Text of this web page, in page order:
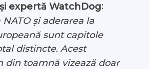
expertă WatchDog:
și aderarea la
sunt capitole
distincte. Acest
din toamnă vizează doar